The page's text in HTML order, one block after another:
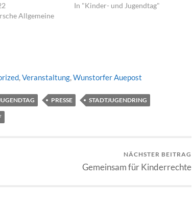
Allgemeine
In "Kinder- und Jugendtag"
,Veranstaltung,Wunstorfer Auepost
PRESSE STADTJUGENDRING
NÄCHSTER BEITRAG
Gemeinsam für Kinderrechte